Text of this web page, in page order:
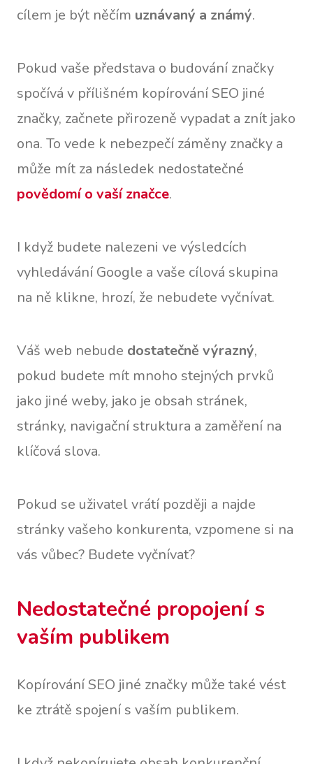
cílem je být něčím uznávaný a známý.
Pokud vaše představa o budování značky
spočívá v přílišném kopírování SEO jiné
značky, začnete přirozeně vypadat a znít jako
ona. To vede k nebezpečí záměny značky a
může mít za následek nedostatečné
povědomí o vaší značce.
I když budete nalezeni ve výsledcích
vyhledávání Google a vaše cílová skupina
na ně klikne, hrozí, že nebudete vyčnívat.
Váš web nebude dostatečně výrazný,
pokud budete mít mnoho stejných prvků
jako jiné weby, jako je obsah stránek,
stránky, navigační struktura a zaměření na
klíčová slova.
Pokud se uživatel vrátí později a najde
stránky vašeho konkurenta, vzpomene si na
vás vůbec? Budete vyčnívat?
Nedostatečné propojení s
vaším publikem
Kopírování SEO jiné značky může také vést
ke ztrátě spojení s vaším publikem.